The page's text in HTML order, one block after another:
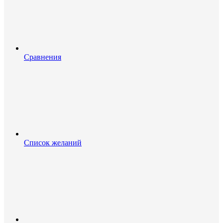
Сравнения
Список желаний